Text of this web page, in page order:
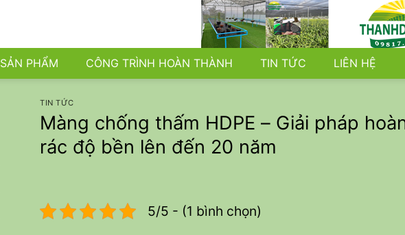
SẢN PHẨM CÔNG TRÌNH HOÀN THÀNH TIN TỨC LIÊN HỆ
TIN TỨC
Màng chống thấm HDPE – Giải pháp
rác độ bền lên đến 20 năm
5/5 - (1 bình chọn)